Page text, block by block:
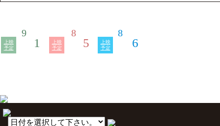
上映
予定
9
1
上映
予定
8
5
上映
予定
8
6